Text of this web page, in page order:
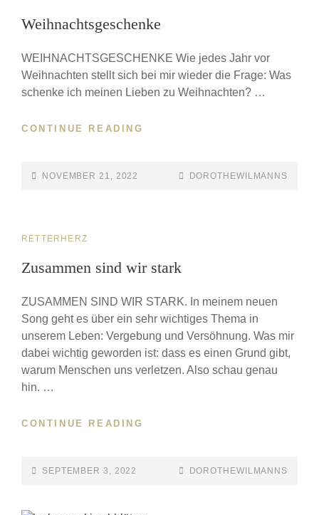
Weihnachtsgeschenke
WEIHNACHTSGESCHENKE Wie jedes Jahr vor
Weihnachten stellt sich bei mir wieder die Frage: Was
schenke ich meinen Lieben zu Weihnachten? …
CONTINUE READING
NOVEMBER 21, 2022 DOROTHEWILMANNS
RETTERHERZ
Zusammen sind wir stark
ZUSAMMEN SIND WIR STARK. In meinem neuen
Song geht es über ein sehr wichtiges Thema in
unserem Leben: Vergebung und Versöhnung. Was mir
dabei wichtig geworden ist: dass es einen Grund gibt,
warum Menschen uns verletzen. Also schau genau
hin. …
CONTINUE READING
SEPTEMBER 3, 2022 DOROTHEWILMANNS